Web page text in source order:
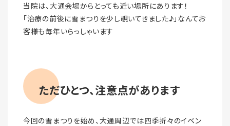
当院は、大通会場からとっても近い場所にあります！
「治療の前後に雪まつりを少し覗いてきました♪」なんてお
客様も毎年いらっしゃいます
ただひとつ、注意点があります
今回の雪まつりを始め、大通周辺では四季折々のイベン